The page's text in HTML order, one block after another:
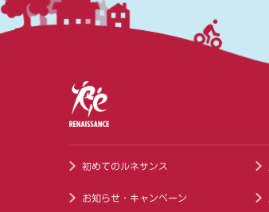
初めてのルネサンス
お知らせ・キャンペーン